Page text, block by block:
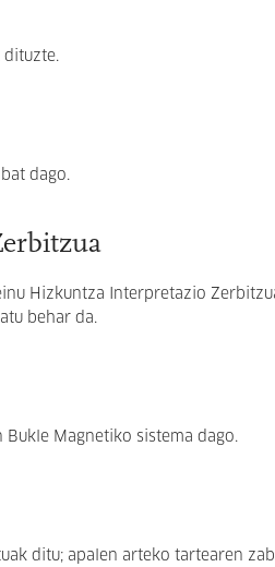
dituzte.
dago.
Hizkuntza Interpretazio
behar da.
Magnetiko sistema dago.
ditu; apalen arteko tartearen